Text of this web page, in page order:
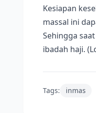
Kesiapan
massal ini
Sehingga
ibadah haji.
Tags: inmas